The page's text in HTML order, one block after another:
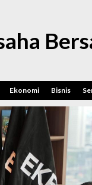
Ekonomi Bisnis